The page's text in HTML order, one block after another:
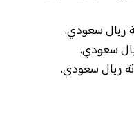
ريال سعودي.
سعودي.
ريال سعودي.